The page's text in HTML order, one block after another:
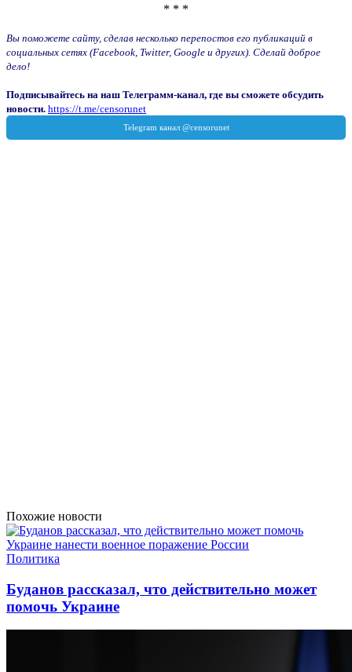
* * *
Вы поможете сайту, сделав несколько перепостов его публикаций в
социальных сетях (Facebook, Twitter, Google и других). Сделай доброе
дело!
Подписывайтесь на наш Телеграмм-канал, где вы сможете обсудить
новости. https://t.me/censorunet
Похожие новости
Политика
Буданов рассказал, что действительно может
помочь Украине